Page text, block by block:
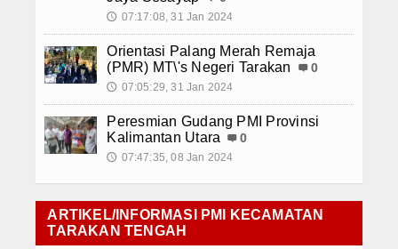
🕔 07:17:08, 31 Jan 2024
Orientasi Palang Merah Remaja
(PMR) MT\'s Negeri Tarakan
0
🕔 07:05:29, 31 Jan 2024
Peresmian Gudang PMI Provinsi
Kalimantan Utara
0
🕔 07:47:35, 08 Jan 2024
ARTIKEL/INFORMASI PMI KECAMATAN
TARAKAN TENGAH